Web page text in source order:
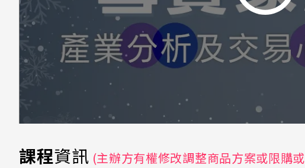
課程資訊 (主辦方有權修改調整商品方案或限購